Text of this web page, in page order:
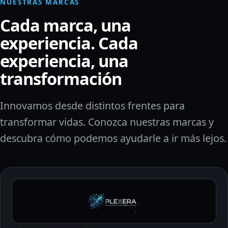
NUESTRAS MARCAS
Cada marca, una
experiencia. Cada
experiencia, una
transformación
Innovamos desde distintos frentes para
transformar vidas. Conozca nuestras marcas y
descubra cómo podemos ayudarle a ir más lejos.
Plexera: Conocer más